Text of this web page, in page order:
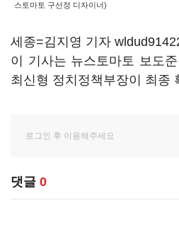
스토마토 구선정 디자이너)
세종=김지영 기자
이 기사는 뉴스토마토 보도
최신형 정치정책부장이 최종
댓글 0